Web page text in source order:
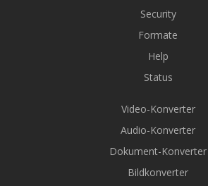
Security
Formate
Help
Status
Video-Konverter
Audio-Konverter
Dokument-Konverter
Bildkonverter